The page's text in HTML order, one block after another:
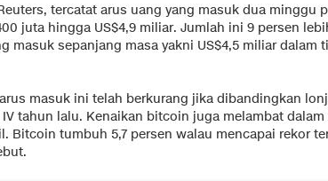
tercatat arus uang yang masuk dua minggu
juta hingga US$4,9 miliar. Jumlah ini 9 persen
masuk sepanjang masa yakni US$4,5 miliar dalam
masuk ini telah berkurang jika dibandingkan
tahun lalu. Kenaikan bitcoin juga melambat
Bitcoin tumbuh 5,7 persen walau mencapai rekor